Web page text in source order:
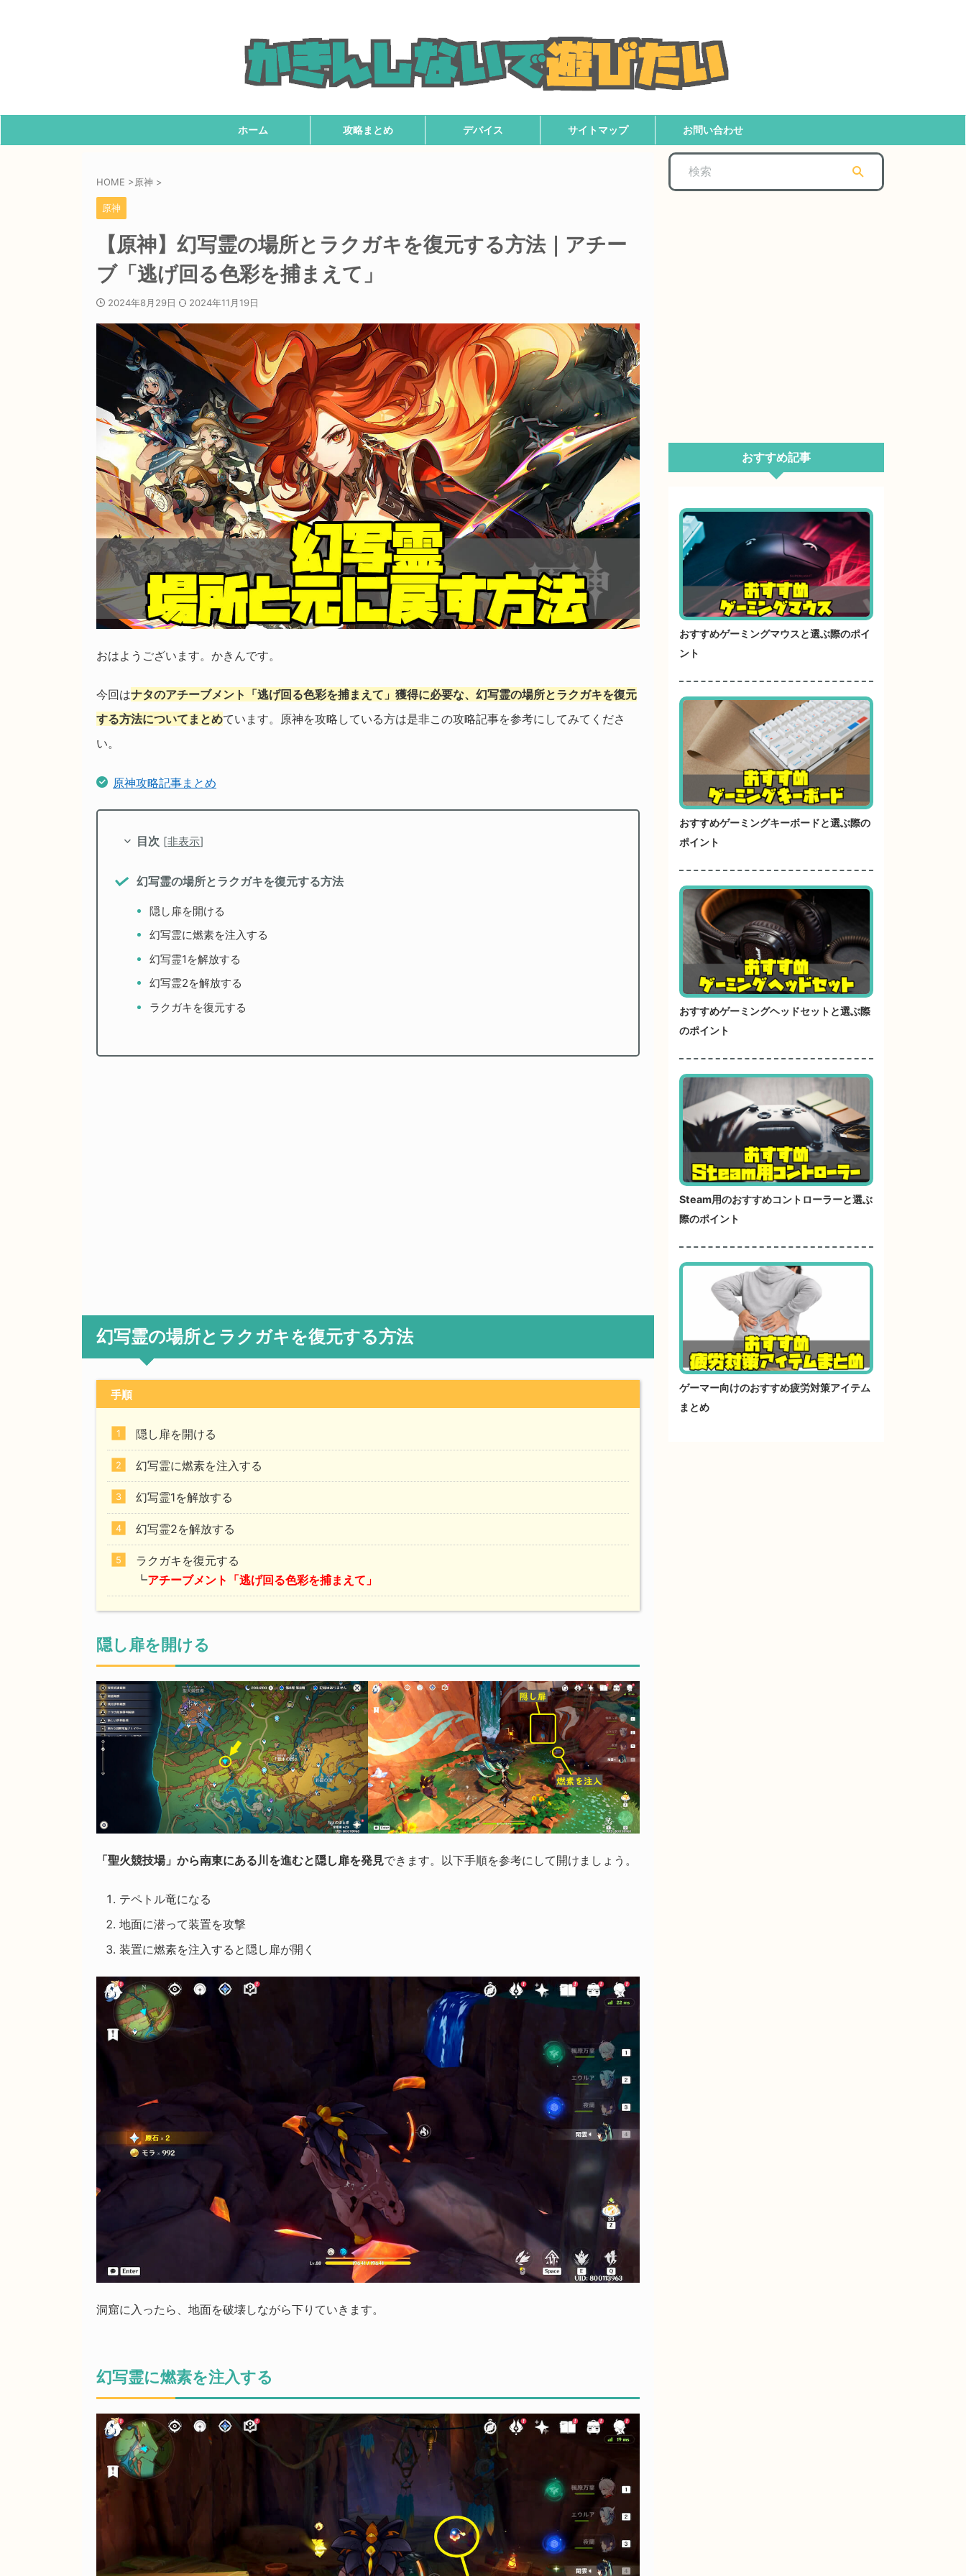
ホーム 攻略まとめ デバイス サイトマップ お問い合わせ
HOME >原神 >
原神
【原神】幻写霊の場所とラクガキを復元する方法｜アチー
ブ「逃げ回る色彩を捕まえて」
2024年8月29日 2024年11月19日
おはようございます。かきんです。
今回はナタのアチーブメント「逃げ回る色彩を捕まえて」獲得に必要な、幻写霊の場所とラクガキを復元
する方法についてまとめています。原神を攻略している方は是非この攻略記事を参考にしてみてくださ
い。
原神攻略記事まとめ
目次 [非表示]
幻写霊の場所とラクガキを復元する方法
隠し扉を開ける
幻写霊に燃素を注入する
幻写霊1を解放する
幻写霊2を解放する
ラクガキを復元する
幻写霊の場所とラクガキを復元する方法
手順
隠し扉を開ける
幻写霊に燃素を注入する
幻写霊1を解放する
幻写霊2を解放する
ラクガキを復元する
┗アチーブメント「逃げ回る色彩を捕まえて」
隠し扉を開ける
「聖火競技場」から南東にある川を進むと隠し扉を発見できます。以下手順を参考にして開けましょう。
テペトル竜になる
地面に潜って装置を攻撃
装置に燃素を注入すると隠し扉が開く
洞窟に入ったら、地面を破壊しながら下りていきます。
幻写霊に燃素を注入する
おすすめ記事
おすすめゲーミングマウスと選ぶ際のポイ
ント
おすすめゲーミングキーボードと選ぶ際の
ポイント
おすすめゲーミングヘッドセットと選ぶ際
のポイント
Steam用のおすすめコントローラーと選ぶ
際のポイント
ゲーマー向けのおすすめ疲労対策アイテム
まとめ